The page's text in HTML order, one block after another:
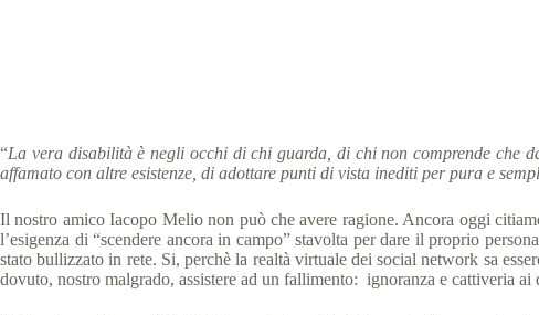
“La vera disabilità è negli occhi di chi guarda, di chi non comprende che
affamato con altre esistenze, di adottare punti di vista inediti per pura e
Il nostro amico Iacopo Melio non può che avere ragione. Ancora oggi
l’esigenza di “scendere ancora in campo” stavolta per dare il proprio
stato bullizzato in rete. Si, perchè la realtà virtuale dei social network sa
dovuto, nostro malgrado, assistere ad un fallimento: ignoranza e cattiveria